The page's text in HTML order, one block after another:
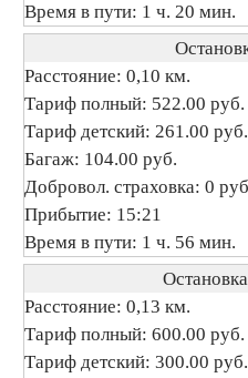
Время в пути: 1 ч. 20 мин.
Расстояние: 0,10 км.
Тариф полный: 522.00 руб.
Тариф детский: 261.00 руб.
Багаж: 104.00 руб.
Добровол. страховка: 0
Прибытие: 15:21
Время в пути: 1 ч. 56 мин.
Остановка
Расстояние: 0,13 км.
Тариф полный: 600.00 руб.
Тариф детский: 300.00 руб.